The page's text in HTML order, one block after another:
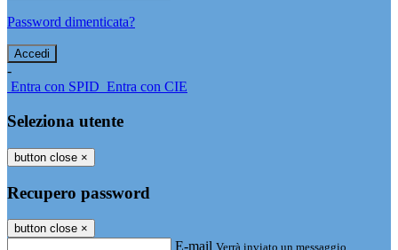
Password dimenticata?
-
Entra con SPID Entra con CIE
Seleziona utente
button close ×
Recupero password
button close ×
E-mail Verrà inviato un messaggio